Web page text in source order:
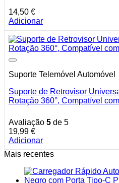
14,50 €
Adicionar
Suporte Telemóvel Automóvel
Suporte de Retrovisor
Rotação 360°, Compatível
Avaliação 5 de 5
19,99 €
Adicionar
Mais recentes